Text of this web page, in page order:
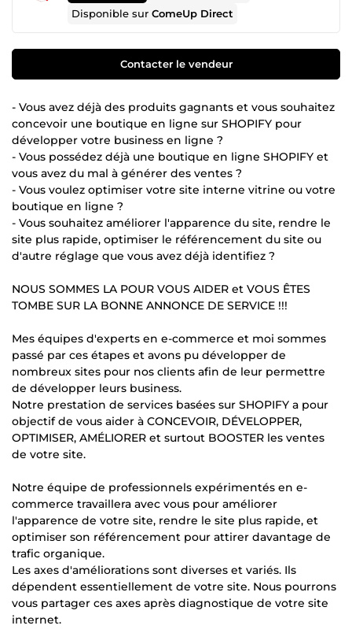
Disponible surComeUp Direct
Contacter le vendeur
- Vous avez déjà des produits gagnants et vous souhaitez
concevoir une boutique en ligne sur SHOPIFY pour
développer votre business en ligne ?
- Vous possédez déjà une boutique en ligne SHOPIFY et
vous avez du mal à générer des ventes ?
- Vous voulez optimiser votre site interne vitrine ou votre
boutique en ligne ?
- Vous souhaitez améliorer l'apparence du site, rendre le
site plus rapide, optimiser le référencement du site ou
d'autre réglage que vous avez déjà identifiez ?
NOUS SOMMES LA POUR VOUS AIDER et VOUS ÊTES
TOMBE SUR LA BONNE ANNONCE DE SERVICE !!!
Mes équipes d'experts en e-commerce et moi sommes
passé par ces étapes et avons pu développer de
nombreux sites pour nos clients afin de leur permettre
de développer leurs business.
Notre prestation de services basées sur SHOPIFY a pour
objectif de vous aider à CONCEVOIR, DÉVELOPPER,
OPTIMISER, AMÉLIORER et surtout BOOSTER les ventes
de votre site.
Notre équipe de professionnels expérimentés en e-
commerce travaillera avec vous pour améliorer
l'apparence de votre site, rendre le site plus rapide, et
optimiser son référencement pour attirer davantage de
trafic organique.
Les axes d'améliorations sont diverses et variés. Ils
dépendent essentiellement de votre site. Nous pourrons
vous partager ces axes après diagnostique de votre site
internet.